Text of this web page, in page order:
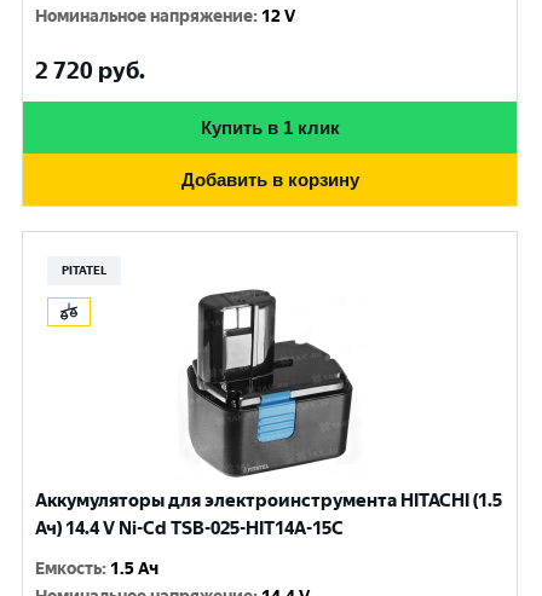
Номинальное напряжение: 12 V
2 720 руб.
Купить в 1 клик
Добавить в корзину
PITATEL
Аккумуляторы для электроинструмента HITACHI (1.5
Ач) 14.4 V Ni-Cd TSB-025-HIT14A-15C
Емкость: 1.5 Ач